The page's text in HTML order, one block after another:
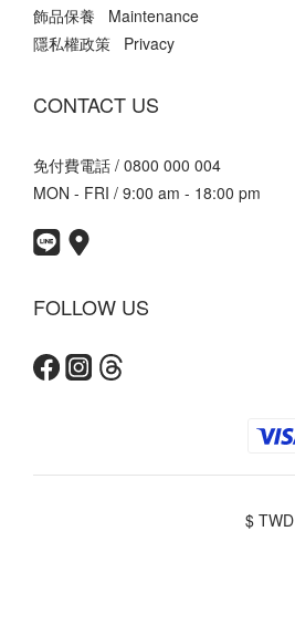
飾品保養 Maintenance
隱私權政策 Privacy
CONTACT US
免付費電話 / 0800 000 004
MON - FRI / 9:00 am - 18:00 pm
FOLLOW US
$ TWD